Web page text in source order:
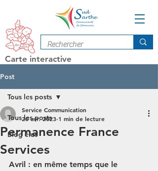
Carte interactive
Post
Tous les posts
Blog élus
Tous les posts
Permanence France
Services
Service Communication
20 avr. 2023 1 min de lecture
Avril : en même temps que le